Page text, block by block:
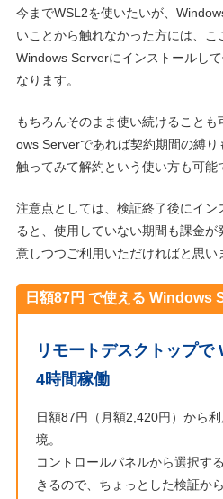
今までWSL2を使いたいが、
いことから触れなかった方には、
Windows Serverにインストールし
なります。
もちろんそのまま使い続けること
ows Serverであれば契約期間の縛
触ってみて解約という使い方も可能
注意点としては、検証終了後にイ
ると、使用していない期間も課金
意しつつご利用いただければと思い
日額87円 で使える Windows
リモートデスクトップ
4時間稼働
日額87円（月額2,420円）から
境。
コントロールパネルから選択す
きるので、ちょっとした検証か